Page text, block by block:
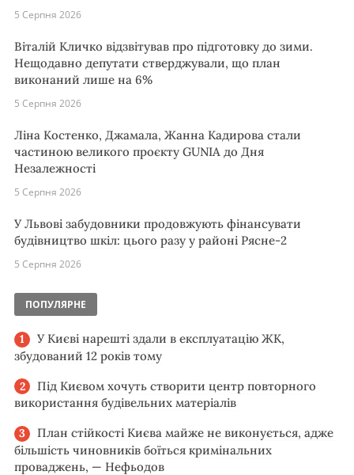
5 Серпня 2026
Віталій Кличко відзвітував про підготовку до зими.
Нещодавно депутати стверджували, що план
виконаний лише на 6%
5 Серпня 2026
Ліна Костенко, Джамала, Жанна Кадирова стали
частиною великого проєкту GUNIA до Дня
Незалежності
5 Серпня 2026
У Львові забудовники продовжують фінансувати
будівництво шкіл: цього разу у районі Рясне-2
5 Серпня 2026
ПОПУЛЯРНЕ
У Києві нарешті здали в експлуатацію ЖК,
збудований 12 років тому
Під Києвом хочуть створити центр повторного
використання будівельних матеріалів
План стійкості Києва майже не виконується, адже
більшість чиновників боїться кримінальних
проваджень, — Нефьодов